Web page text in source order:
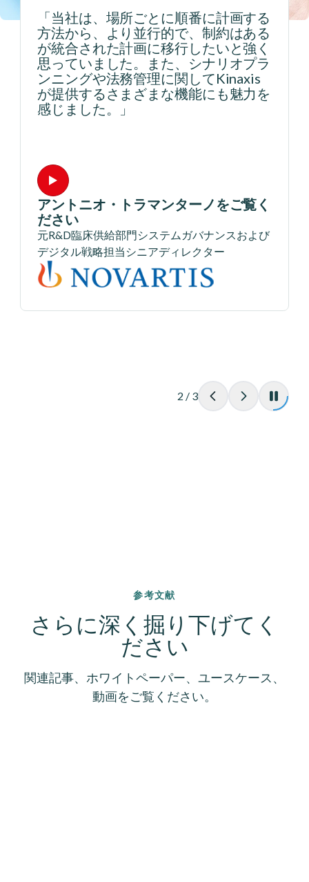
「当社は、場所ごとに順番に計画する
方法から、より並行的で、制約はある
が統合された計画に移行したいと強く
思っていました。また、シナリオプラ
ンニングや法務管理に関してKinaxis
が提供するさまざまな機能にも魅力を
感じました。」
アントニオ・トラマンターノをご覧く
ださい
元R&D臨床供給部門システムガバナンスおよび
デジタル戦略担当シニアディレクター
2 / 3
参考文献
さらに深く掘り下げてく
ださい
関連記事、ホワイトペーパー、ユースケース、
動画をご覧ください。